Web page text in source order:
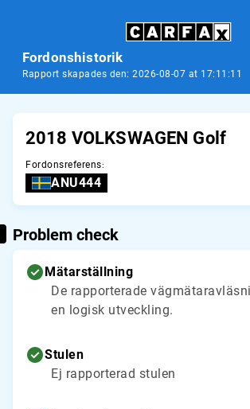
Fordonshistorik
Rapport skapades den: 2026-08-07 at 17:11:11
2018 VOLKSWAGEN Golf
Fordonsreferens:
ANU444
Problem check
Mätarställning
De rapporterade
en logisk utveckling.
Stulen
Ej rapporterad stulen